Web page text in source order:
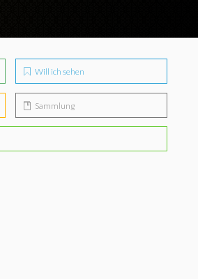
Will ich sehen
Sammlung